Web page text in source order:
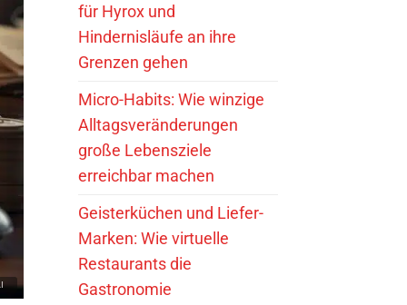
für Hyrox und
Hindernisläufe an ihre
Grenzen gehen
Micro-Habits: Wie winzige
Alltagsveränderungen
große Lebensziele
erreichbar machen
Geisterküchen und Liefer-
Marken: Wie virtuelle
Restaurants die
Gastronomie